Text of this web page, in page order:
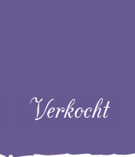
Verkocht